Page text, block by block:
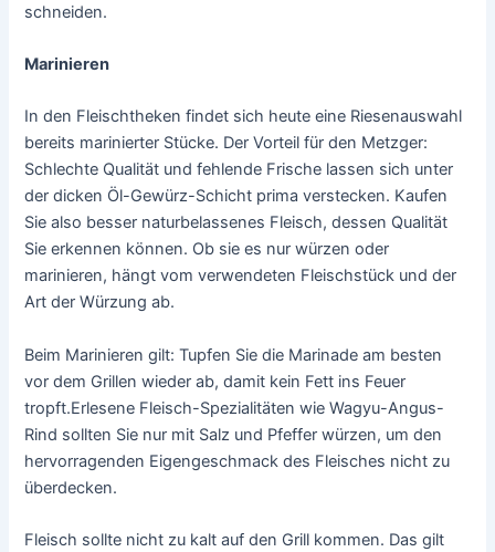
schneiden.
Marinieren
In den Fleischtheken findet sich heute eine Riesenauswahl
bereits marinierter Stücke. Der Vorteil für den Metzger:
Schlechte Qualität und fehlende Frische lassen sich unter
der dicken Öl-Gewürz-Schicht prima verstecken. Kaufen
Sie also besser naturbelassenes Fleisch, dessen Qualität
Sie erkennen können. Ob sie es nur würzen oder
marinieren, hängt vom verwendeten Fleischstück und der
Art der Würzung ab.
Beim Marinieren gilt: Tupfen Sie die Marinade am besten
vor dem Grillen wieder ab, damit kein Fett ins Feuer
tropft.Erlesene Fleisch-Spezialitäten wie Wagyu-Angus-
Rind sollten Sie nur mit Salz und Pfeffer würzen, um den
hervorragenden Eigengeschmack des Fleisches nicht zu
überdecken.
Fleisch sollte nicht zu kalt auf den Grill kommen. Das gilt